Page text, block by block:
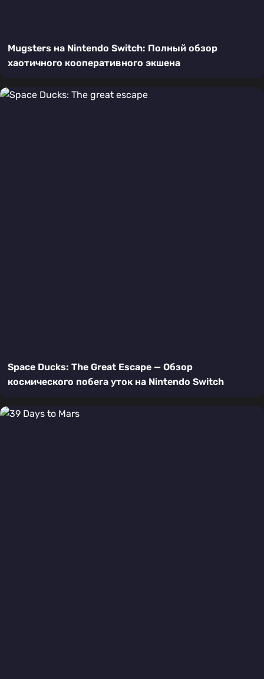
Mugsters на Nintendo Switch: Полный обзор
хаотичного кооперативного экшена
Space Ducks: The Great Escape — Обзор
космического побега уток на Nintendo Switch